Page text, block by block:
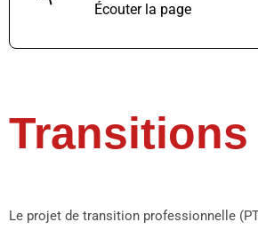
Écouter la page
Transitions
Le projet de transition professionnelle